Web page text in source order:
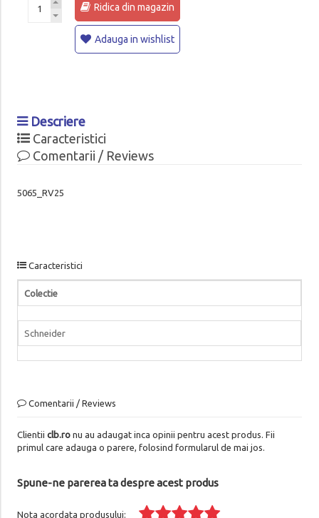
Ridica din magazin
Adauga in wishlist
Descriere
Caracteristici
Comentarii / Reviews
5065_RV25
Caracteristici
Colectie
Schneider
Comentarii / Reviews
Clientii clb.ronu au adaugat inca opinii pentru acest produs. Fii
primul care adauga o parere, folosind formularul de mai jos.
Spune-ne parerea ta despre acest produs
Nota acordata produsului: